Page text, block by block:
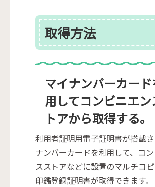
取得方法
マイナンバーカー
用してコンビニエン
トアから取得する。
利用者証明用電子証明書が搭載
ナンバーカードを利用して、コ
スストアなどに設置のマルチコ
印鑑登録証明書が取得できます。